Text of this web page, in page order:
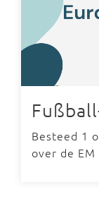
Besteed 1
over de